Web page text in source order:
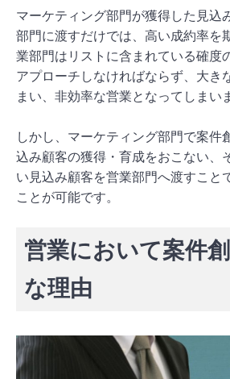
マーケティング部門が獲得した見込
部門に渡すだけでは、高い成約率を
業部門はリストに含まれている確度
アプローチしなければならず、大き
まい、非効率な営業となってしまい
しかし、マーケティング部門で案件
込み顧客の獲得・育成をおこない、
い見込み顧客を営業部門へ渡すこと
ことが可能です。
営業において案件
な理由